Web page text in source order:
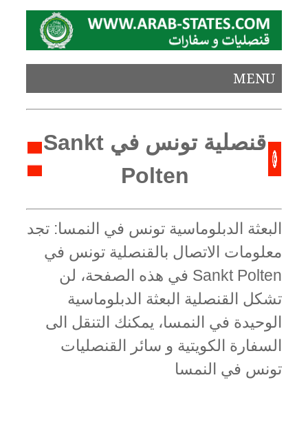
MENU
قنصلية تونس في Sankt
Polten
البعثة الدبلوماسية تونس في النمسا: تجد
معلومات الاتصال بالقنصلية تونس في
Sankt Polten في هذه الصفحة، لن
تشكل القنصلية البعثة الدبلوماسية
الوحيدة في النمسا، يمكنك التنقل الى
السفارة الكويتية و سائر القنصليات
تونس في النمسا